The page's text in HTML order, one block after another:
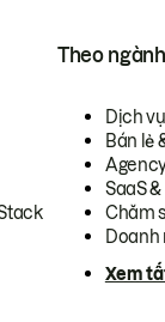
Theo ngành
Dịch
Bán lẻ
SaaS
Chăm
Doanh
Xem